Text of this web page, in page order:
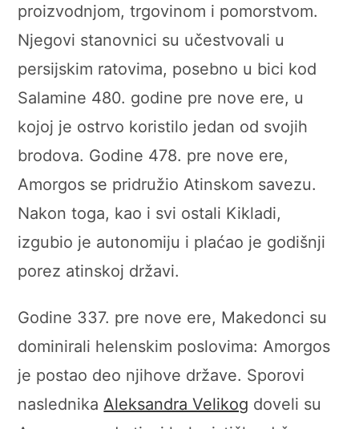
proizvodnjom, trgovinom i pomorstvom.
Njegovi stanovnici su učestvovali u
persijskim ratovima, posebno u bici kod
Salamine 480. godine pre nove ere, u
kojoj je ostrvo koristilo jedan od svojih
brodova. Godine 478. pre nove ere,
Amorgos se pridružio Atinskom savezu.
Nakon toga, kao i svi ostali Kikladi,
izgubio je autonomiju i plaćao je godišnji
porez atinskoj državi.
Godine 337. pre nove ere, Makedonci su
dominirali helenskim poslovima: Amorgos
je postao deo njihove države. Sporovi
naslednika Aleksandra Velikog doveli su